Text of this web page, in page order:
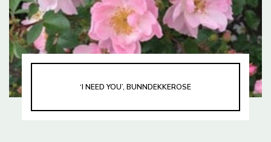
‘I NEED YOU’, BUNNDEKKEROSE